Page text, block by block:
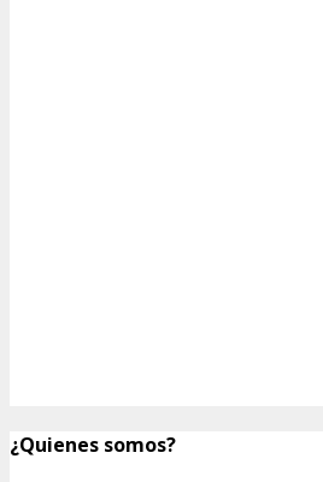
¿Quienes somos?